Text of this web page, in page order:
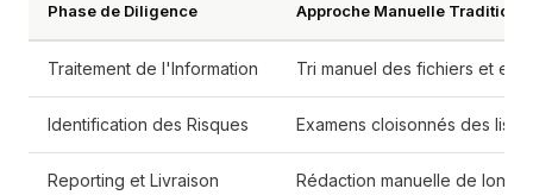
Phase de Diligence Approche Manuelle
Traitement de l'Information Tri manuel des fichiers et
Identification des Risques Examens cloisonnés des
Reporting et Livraison Rédaction manuelle de